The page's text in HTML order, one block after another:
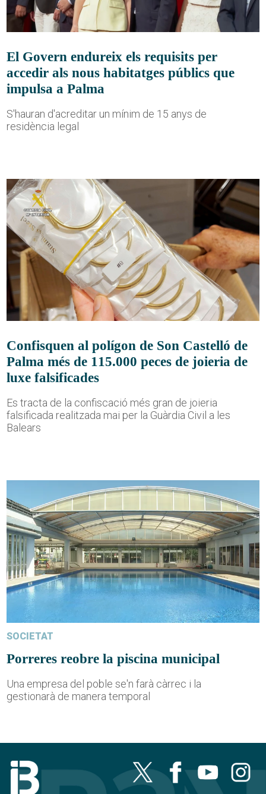
El Govern endureix els requisits per
accedir als nous habitatges públics que
impulsa a Palma
S'hauran d'acreditar un mínim de 15 anys de
residència legal
Confisquen al polígon de Son Castelló de
Palma més de 115.000 peces de joieria de
luxe falsificades
Es tracta de la confiscació més gran de joieria
falsificada realitzada mai per la Guàrdia Civil a les
Balears
SOCIETAT
Porreres reobre la piscina municipal
Una empresa del poble se'n farà càrrec i la
gestionarà de manera temporal